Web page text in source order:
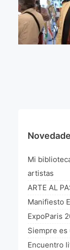
Aviso legal
Política de
Exposición
través de tu
La Formule
L’art
L’art Latino-
Mi
artistas
ARTE AL
Manifiesto
ExpoParis
Siempre
Encuentro